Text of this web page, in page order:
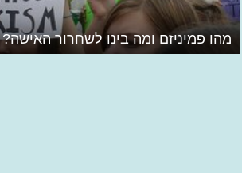
מהו פמיניזם ומה בינו לשחרור האישה?